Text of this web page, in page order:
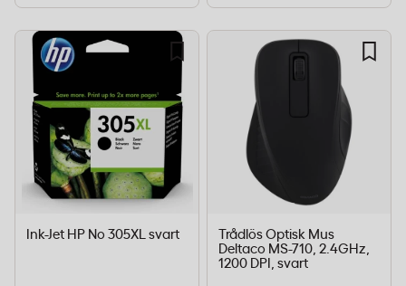
Ink-Jet HP No 305XL svart
Trådlös Optisk Mus
Deltaco MS-710, 2.4GHz,
1200 DPI, svart